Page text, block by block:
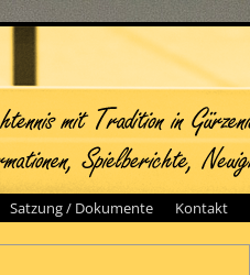
Satzung / Dokumente Kontakt